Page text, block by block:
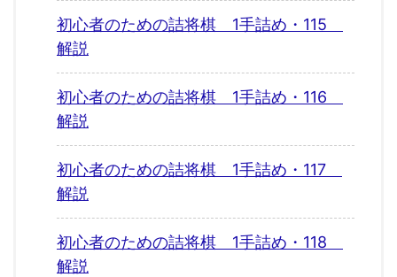
初心者のための詰将棋 1手詰め・115
解説
初心者のための詰将棋 1手詰め・116
解説
初心者のための詰将棋 1手詰め・117
解説
初心者のための詰将棋 1手詰め・118
解説